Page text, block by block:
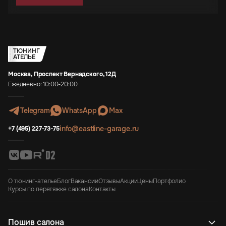
ТЮНИНГ
АТЕЛЬЕ
Москва, Проспект Вернадского, 12Д
Ежедневно: 10:00-20:00
Telegram WhatsApp Max
+7 (495) 227-73-75info@eastline-garage.ru
О тюнинг-ательеБлогВакансииОтзывыАкцииЦеныПортфолио
Курсы по перетяжке салонаКонтакты
Пошив салона